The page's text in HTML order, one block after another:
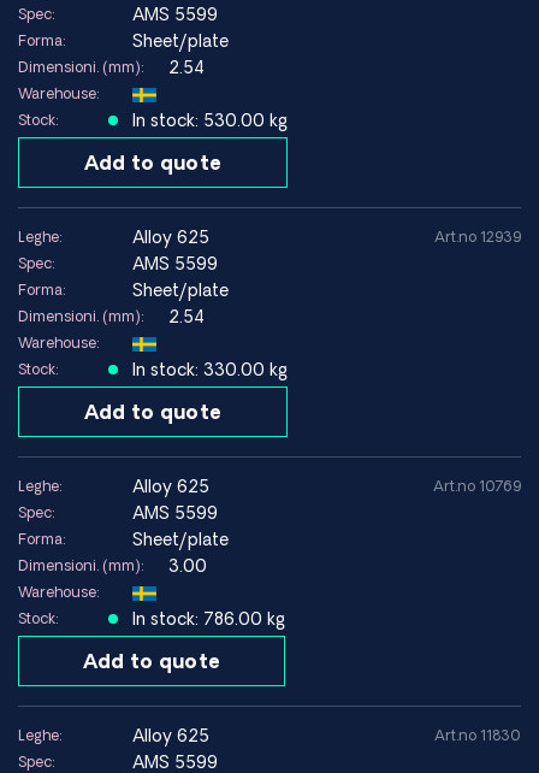
Spec: AMS 5599
Forma: Sheet/plate
Dimensioni. (mm): 2.54
Warehouse:
Stock:
In stock: 530.00 kg
Add to quote
Leghe: alloy 625
Spec: AMS 5599
Forma: Sheet/plate
Dimensioni. (mm): 2.54
Warehouse:
Stock:
In stock: 330.00 kg
Add to quote
Art.no 12939
Leghe: alloy 625
Spec: AMS 5599
Forma: Sheet/plate
Dimensioni. (mm): 3.00
Warehouse:
Stock:
In stock: 786.00 kg
Add to quote
Art.no 10769
Leghe: alloy 625
Spec: AMS 5599
Art.no 11830